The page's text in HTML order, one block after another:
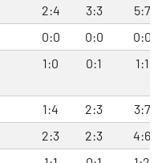
2:4 3:3
5:7
0:0 0:0
0:0
1:0 0:1 1:1
1:4 2:3
3:7
2:3 2:3
4:6